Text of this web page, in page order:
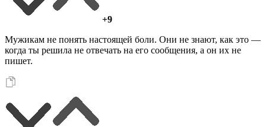
+9
Мужикам не понять настоящей боли. Они не знают, как это —
когда ты решила не отвечать на его сообщения, а он их не
пишет.